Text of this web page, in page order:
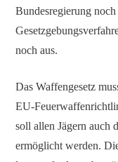
Bundesregierung
noch aus.
Das Waffengesetz
EU-
soll allen Jägern auch
ermöglicht werden.